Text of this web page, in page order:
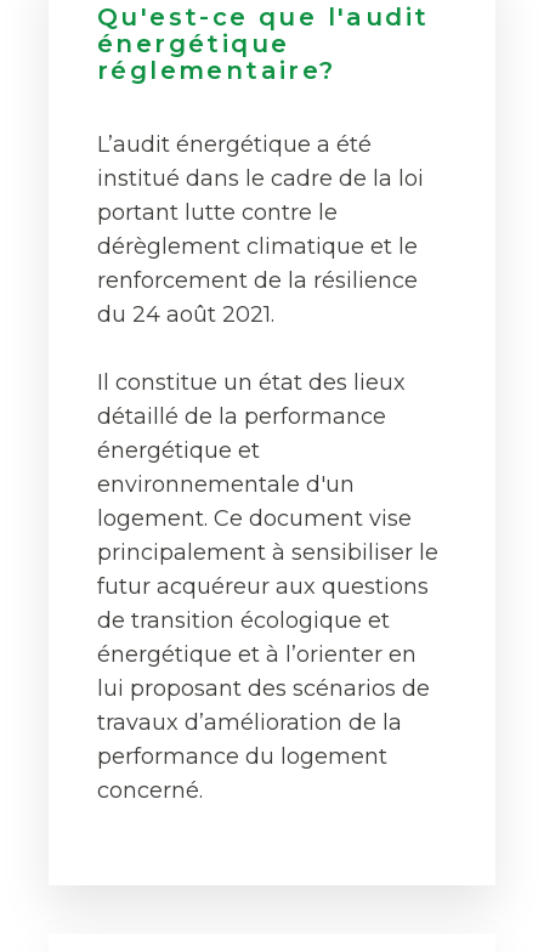
Qu'est-ce que l'audit
énergétique
réglementaire?
L’audit énergétique a été
institué dans le cadre de la loi
portant lutte contre le
dérèglement climatique et le
renforcement de la résilience
du 24 août 2021.
Il constitue un état des lieux
détaillé de la performance
énergétique et
environnementale d'un
logement. Ce document vise
principalement à sensibiliser le
futur acquéreur aux questions
de transition écologique et
énergétique et à l’orienter en
lui proposant des scénarios de
travaux d’amélioration de la
performance du logement
concerné.